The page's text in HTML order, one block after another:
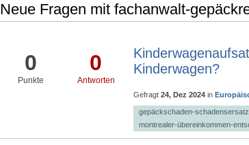
Neue Fragen mit fachanwalt-
0
Punkte
0
Antworten
Kinderwagen?
Gefragt 24, Dez 2024 in
gepäckschaden-schadensersatz
montrealer-übereinkommen-